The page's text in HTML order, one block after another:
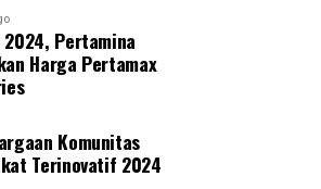
Pertamina
Harga Pertamax
Komunitas
Terinovatif 2024